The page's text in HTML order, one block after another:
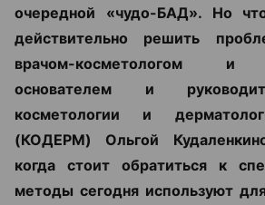
очередной «чудо-БАД». Но
действительно решить
врачом-косметологом и
основателем и
косметологии и
(КОДЕРМ) Ольгой
когда стоит обратиться к
методы сегодня используют